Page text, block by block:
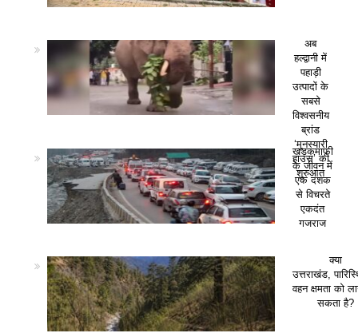
अब
हल्द्वानी में
पहाड़ी
उत्पादों के
सबसे
विश्वसनीय
ब्रांड
‘मुनस्यारी
हाउस’ की
शुरुआत
खड़कमाफी
के जीवन में
एक दशक
से विचरते
एकदंत
गजराज
क्या
उत्तराखंड,
वहन क्षमता को
सकता है?